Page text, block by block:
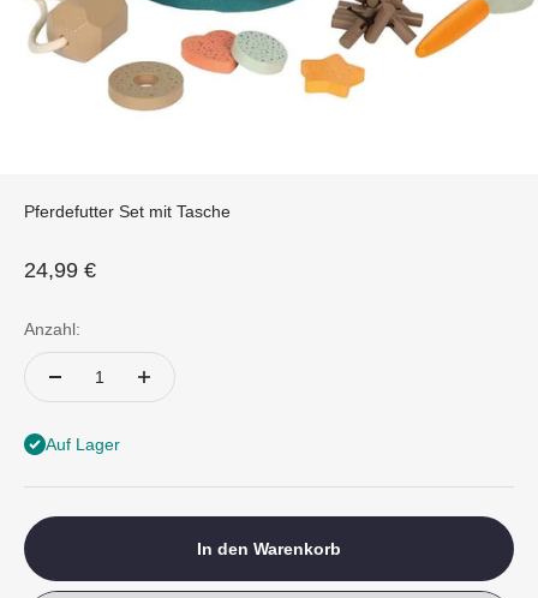
Pferdefutter Set mit Tasche
Angebot
24,99 €
Anzahl:
Auf Lager
In den Warenkorb